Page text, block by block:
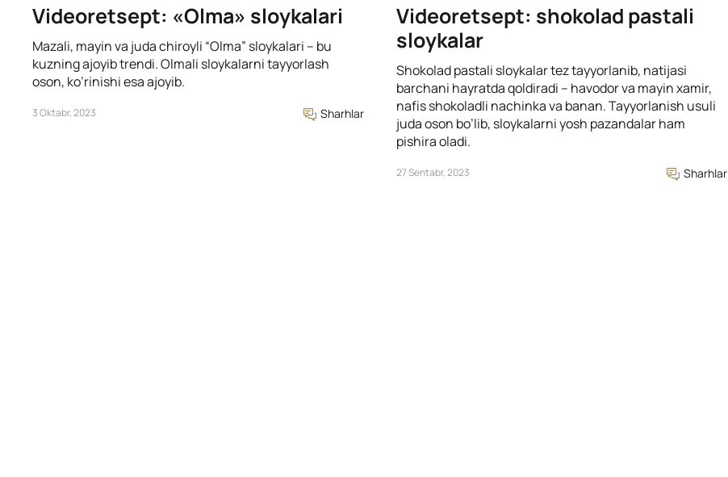
Videoretsept: «Olma» sloykalari
Mazali, mayin va juda chiroyli “Olma” sloykalari – bu
kuzning ajoyib trendi. Olmali sloykalarni tayyorlash
oson, ko’rinishi esa ajoyib.
3 Oktabr, 2023 Sharhlar
Videoretsept: shokolad pastali
sloykalar
Shokolad pastali sloykalar tez tayyorlanib, natijasi
barchani hayratda qoldiradi – havodor va mayin xamir,
nafis shokoladli nachinka va banan. Tayyorlanish usuli
juda oson bo’lib, sloykalarni yosh pazandalar ham
pishira oladi.
27 Sentabr, 2023 Sharhlar